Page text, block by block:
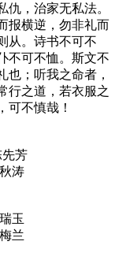
，治家无私法。
报横逆，勿非礼而
从。诗书不可不
不可不恤。斯文不
也；听我之命者，
行之道，若衣服之
可不慎哉！‌‌
芳
涛
玉
兰